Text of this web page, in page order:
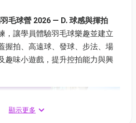
毛球營 2026 — D. 球感與揮拍
，讓學員體驗羽毛球樂趣並建立
握拍、高遠球、發球、步法、場
趣味小遊戲，提升控拍能力與興
顯示更多